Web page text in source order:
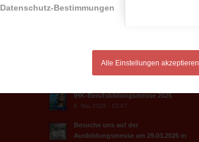
Datenschutz-Bestimmungen
Alle Einstellungen akzeptieren
NACHRICHTEN
IHK-Berufsbildungsmesse 2025
6. Mai 2025 - 10:07
Besuche uns auf der
Ausbildungsmesse am 29.03.2025 in